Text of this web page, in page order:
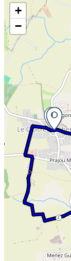
Skip the map
2
+
−